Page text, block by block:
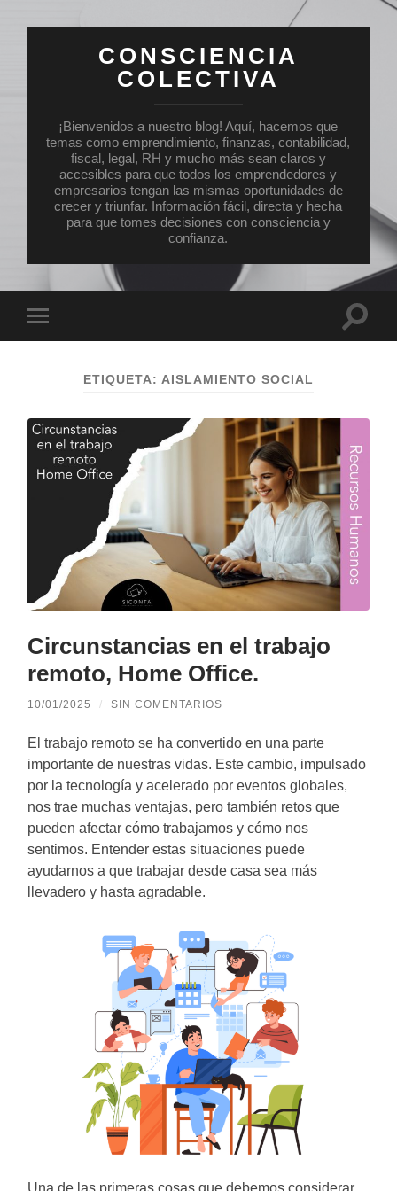
CONSCIENCIA
COLECTIVA
¡Bienvenidos a nuestro blog! Aquí, hacemos que
temas como emprendimiento, finanzas, contabilidad,
fiscal, legal, RH y mucho más sean claros y
accesibles para que todos los emprendedores y
empresarios tengan las mismas oportunidades de
crecer y triunfar. Información fácil, directa y hecha
para que tomes decisiones con consciencia y
confianza.
el
ETIQUETA: AISLAMIENTO SOCIAL
Circunstancias en el trabajo
remoto, Home Office.
10/01/2025 / SIN COMENTARIOS
El trabajo remoto se ha convertido en una parte
importante de nuestras vidas. Este cambio, impulsado
por la tecnología y acelerado por eventos globales,
nos trae muchas ventajas, pero también retos que
pueden afectar cómo trabajamos y cómo nos
sentimos. Entender estas situaciones puede
ayudarnos a que trabajar desde casa sea más
llevadero y hasta agradable.
Una de las primeras cosas que debemos considerar